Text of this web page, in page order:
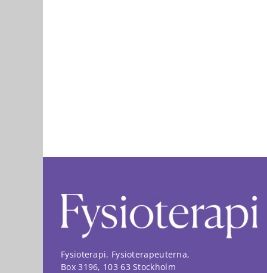
Fysioterapi, Fysioterapeuterna,
Box 3196, 103 63 Stockholm